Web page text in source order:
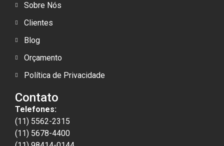
Sobre Nós
Clientes
Blog
Orçamento
Política de Privacidade
Contato
Telefones:
(11) 5562-2315
(11) 5678-4400